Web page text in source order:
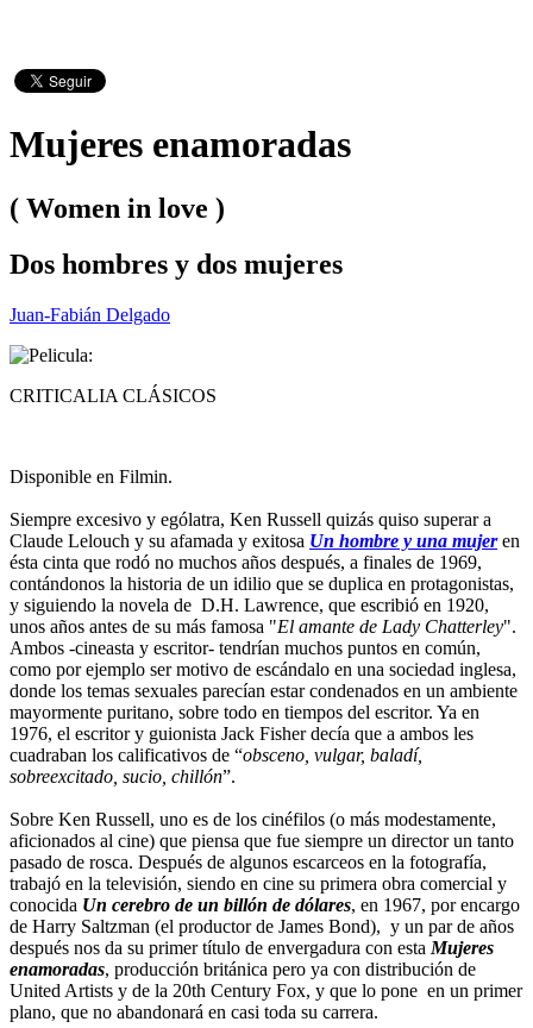
Mujeres enamoradas
( Women in love )
Dos hombres y dos mujeres
Juan-Fabián Delgado
CRITICALIA CLÁSICOS
Disponible en Filmin.
Siempre excesivo y ególatra, Ken Russell quizás quiso superar a
Claude Lelouch y su afamada y exitosa Un hombre y una mujeren
ésta cinta que rodó no muchos años después, a finales de 1969,
contándonos la historia de un idilio que se duplica en protagonistas,
y siguiendo la novela de D.H. Lawrence, que escribió en 1920,
unos años antes de su más famosa "El amante de Lady Chatterley".
Ambos -cineasta y escritor- tendrían muchos puntos en común,
como por ejemplo ser motivo de escándalo en una sociedad inglesa,
donde los temas sexuales parecían estar condenados en un ambiente
mayormente puritano, sobre todo en tiempos del escritor. Ya en
1976, el escritor y guionista Jack Fisher decía que a ambos les
cuadraban los calificativos de “obsceno, vulgar, baladí,
sobreexcitado, sucio, chillón”.
Sobre Ken Russell, uno es de los cinéfilos (o más modestamente,
aficionados al cine) que piensa que fue siempre un director un tanto
pasado de rosca. Después de algunos escarceos en la fotografía,
trabajó en la televisión, siendo en cine su primera obra comercial y
conocida Un cerebro de un billón de dólares, en 1967, por encargo
de Harry Saltzman (el productor de James Bond), y un par de años
después nos da su primer título de envergadura con esta Mujeres
enamoradas, producción británica pero ya con distribución de
United Artists y de la 20th Century Fox, y que lo pone en un primer
plano, que no abandonará en casi toda su carrera.